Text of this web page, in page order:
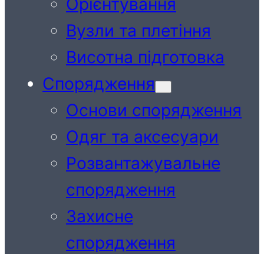
Орієнтування
Вузли та плетіння
Висотна підготовка
Спорядження
Основи спорядження
Одяг та аксесуари
Розвантажувальне
спорядження
Захисне
спорядження